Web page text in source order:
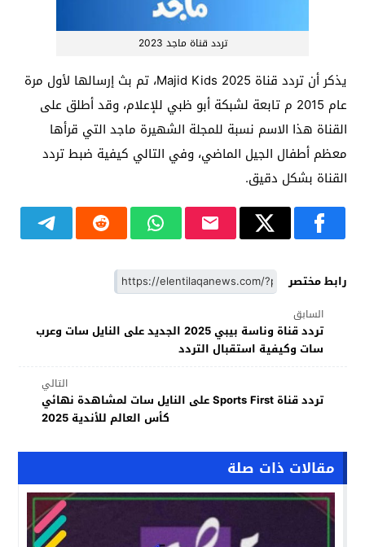
تردد قناة ماجد 2023
يذكر أن تردد قناة Majid Kids 2025، تم بث إرسالها لأول مرة
عام 2015 م تابعة لشبكة أبو ظبي للإعلام، وقد أطلق على
القناة هذا الاسم نسبة للمجلة الشهيرة ماجد التي قرأها
معظم أطفال الجيل الماضي، وفي التالي كيفية ضبط تردد
القناة بشكل دقيق.
رابط مختصر
السابق
تردد قناة وناسة بيبي 2025 الجديد على النايل سات وعرب
سات وكيفية استقبال التردد
التالي
تردد قناة Sports First على النايل سات لمشاهدة نهائي
كأس العالم للأندية 2025
مقالات ذات صلة